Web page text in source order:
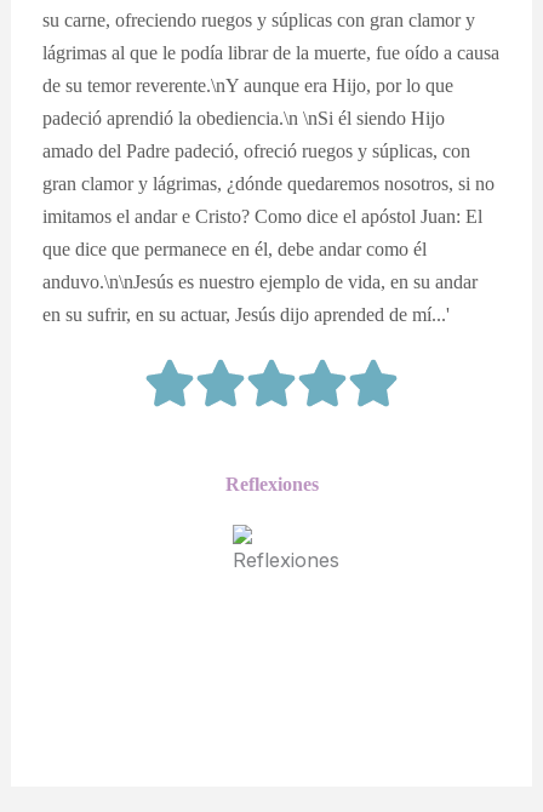
su carne, ofreciendo ruegos y súplicas con gran clamor y
lágrimas al que le podía librar de la muerte, fue oído a causa
de su temor reverente.\nY aunque era Hijo, por lo que
padeció aprendió la obediencia.\n \nSi él siendo Hijo
amado del Padre padeció, ofreció ruegos y súplicas, con
gran clamor y lágrimas, ¿dónde quedaremos nosotros, si no
imitamos el andar e Cristo? Como dice el apóstol Juan: El
que dice que permanece en él, debe andar como él
anduvo.\n\nJesús es nuestro ejemplo de vida, en su andar
en su sufrir, en su actuar, Jesús dijo aprended de mí...'
Reflexiones